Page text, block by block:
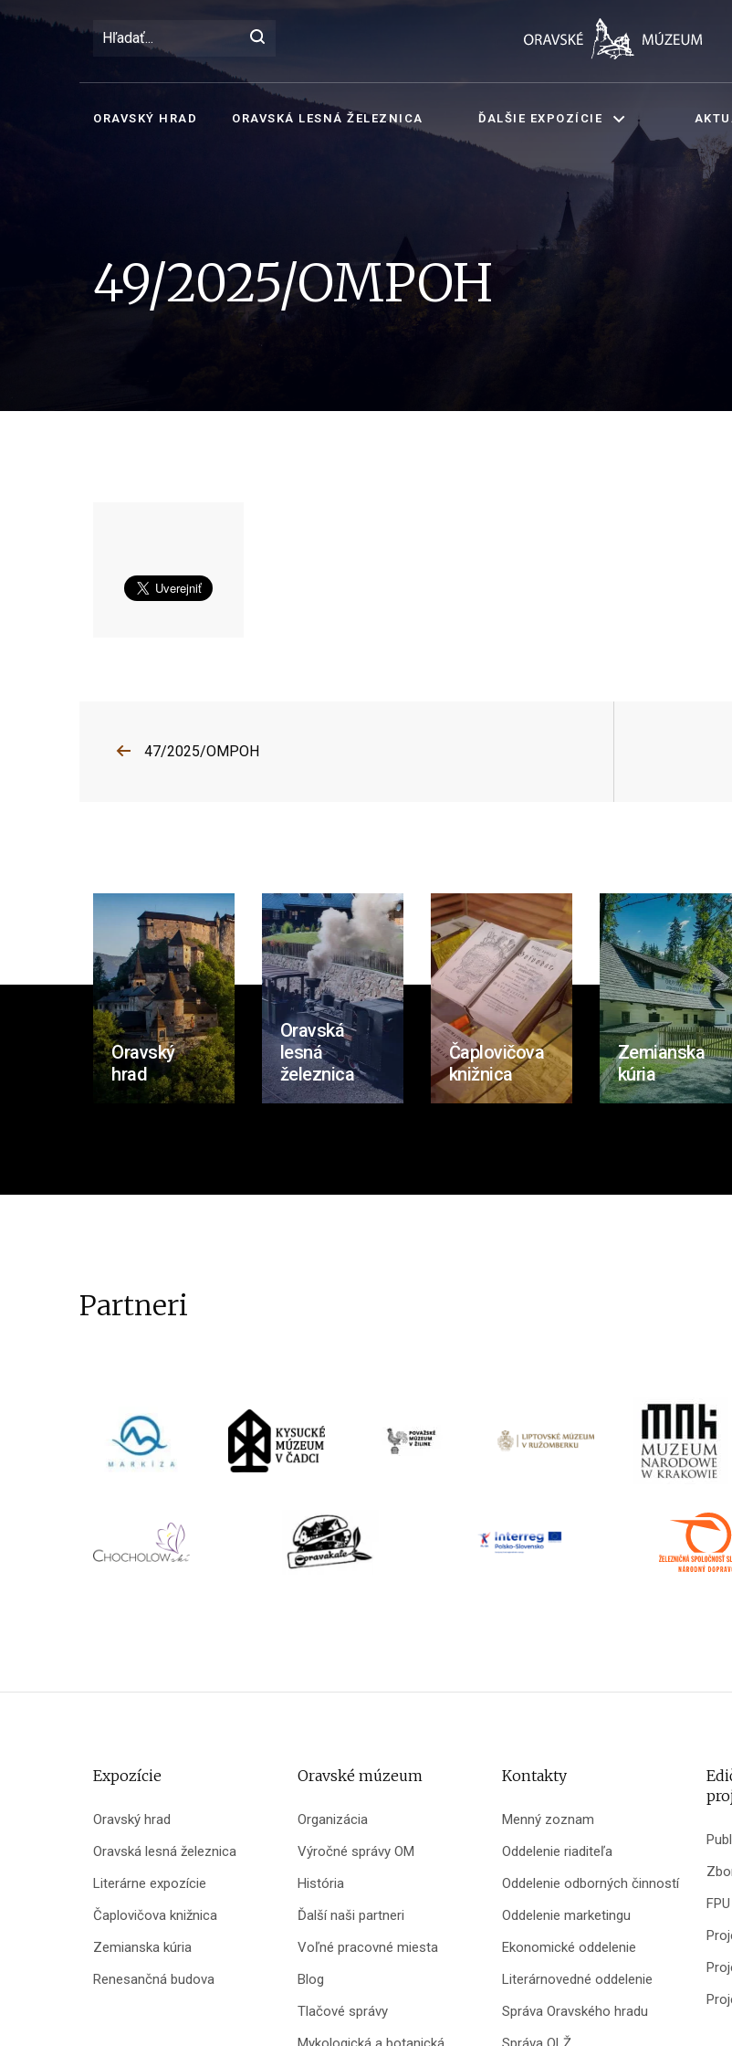
ORAVSKÝ HRAD ORAVSKÁ LESNÁ ŽELEZNICA ĎALŠIE EXPOZÍCIE
49/2025/OMPOH
47/2025/OMPOH
Oravský
hrad
Oravská
lesná
železnica
Čaplovičova
knižnica
Zemianska
kúria
Partneri
Expozície
Oravský hrad
Oravská lesná železnica
Literárne expozície
Čaplovičova knižnica
Zemianska kúria
Renesančná budova
Oravské múzeum
Organizácia
Výročné správy OM
História
Ďalší naši partneri
Voľné pracovné miesta
Blog
Tlačové správy
Kontakty
Menný zoznam
Oddelenie riaditeľa
Oddelenie odborných činností
Oddelenie marketingu
Ekonomické oddelenie
Literárnovedné oddelenie
Správa Oravského hradu
FPU